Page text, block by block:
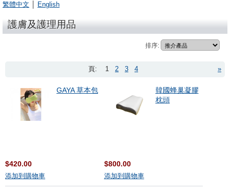
繁體中文
English
護膚及護理用品
排序:
»
頁: 1 2 3 4
GAYA 草本包
$420.00
添加到購物車
韓國蜂巢凝膠
枕頭
$800.00
添加到購物車